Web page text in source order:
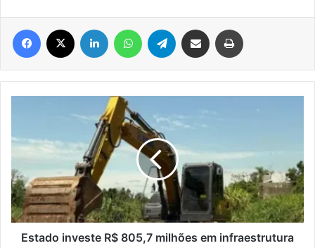
Facebook Linkedin WhatsAppTelegram Compartilhar via e-mail
805,7
em
infraestrutura
de
cidades
atingidas
Estado investe R$ 805,7 milhões em infraestrutura